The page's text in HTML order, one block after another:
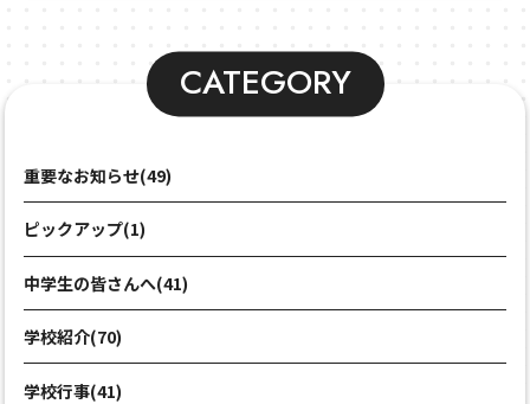
CATEGORY
重要なお知らせ(49)
ピックアップ(1)
中学生の皆さんへ(41)
学校紹介(70)
学校行事(41)